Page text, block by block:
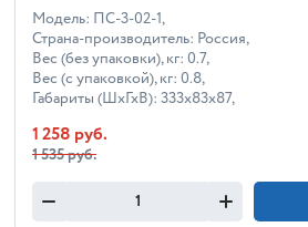
Модель: ПС-3-02-1,
Страна-производитель: Россия,
Вес (без упаковки), кг: 0.7,
Вес (с упаковкой), кг: 0.8,
Габариты (ШхГхВ): 333x83x87,
1 258 руб.
1 535 руб.